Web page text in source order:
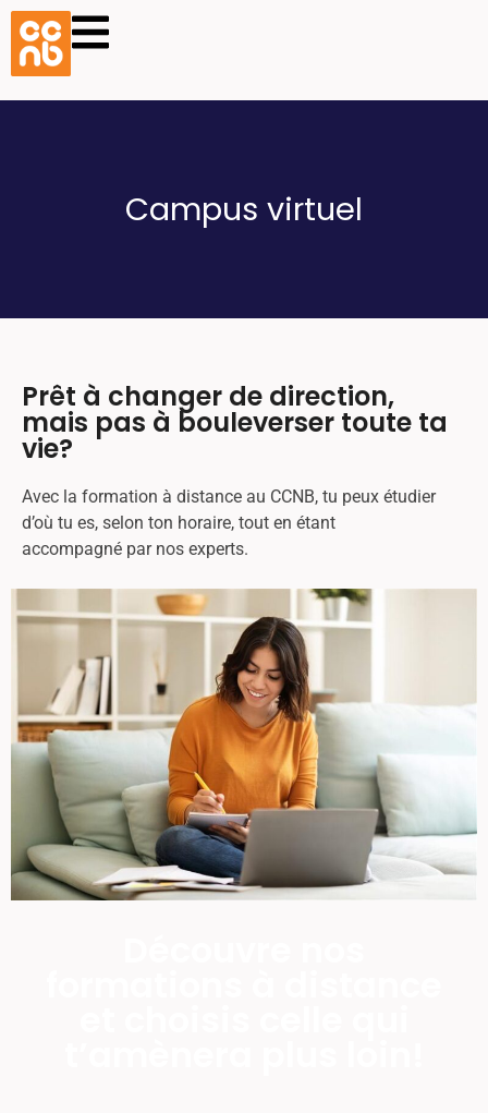
Campus virtuel
Prêt à changer de direction,
mais pas à bouleverser toute ta
vie?
Avec la formation à distance au CCNB, tu peux étudier
d’où tu es, selon ton horaire, tout en étant
accompagné par nos experts.